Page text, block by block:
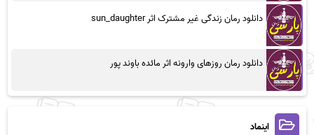
دانلود رمان زندگی غیر مشترک اثر sun_daughter
دانلود رمان روزهای وارونه اثر مائده باوند پور
اینماد